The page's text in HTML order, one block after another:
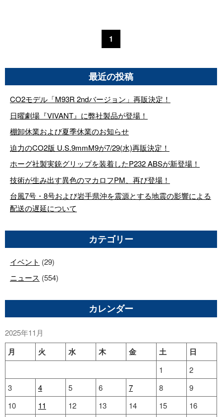
1
最近の投稿
CO2モデル「M93R 2ndバージョン」再販決定！
日曜劇場『VIVANT』に弊社製品が登場！
棚卸休業および夏季休業のお知らせ
迫力のCO2版 U.S.9mmM9が7/29(水)再販決定！
ホーグ社製実銃グリップを装着したP232 ABSが新登場！
技術が生み出す異色のマカロフPM、再び登場！
台風7号・8号および岩手県沖を震源とする地震の影響による
配送の遅延について
カテゴリー
イベント (29)
ニュース (554)
カレンダー
2025年11月
月 火 水 木 金 土 日
1
2
3
4 5 6 7 8
9
10
11 12 13 14 15
16